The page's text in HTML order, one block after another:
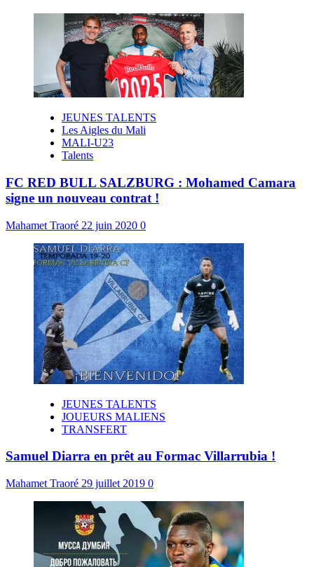
JEUNES TALENTS
Les Aigles du Mali
MALI-U23
Talents
FC RED BULL SALZBURG : Mohamed Camara
signe un nouveau contrat !
Mahamet Traoré 22 juin 2020 0
JEUNES TALENTS
JOUEURS MALIENS
TRANSFERT
Samuel Diarra en prêt au Formac Villarrubia !
Mahamet Traoré 29 juillet 2019 0